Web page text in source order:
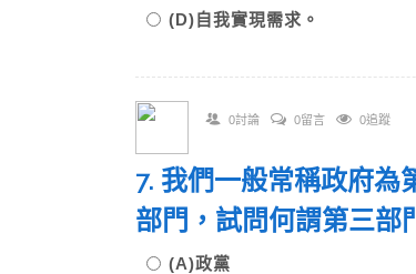
(D)自我實現需求。
0討論 0留言 0追蹤
7. 我們一般常稱政府為
部門，試問何謂第三部
(A)政黨